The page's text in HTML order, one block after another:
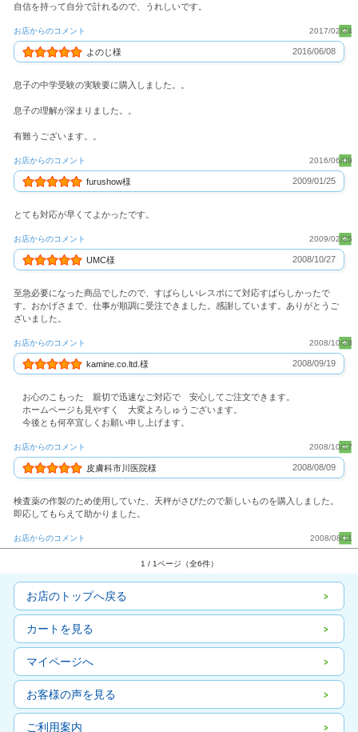
自信を持って自分で計れるので、うれしいです。
お店からのコメント 2017/02/24
よのじ様 2016/06/08
息子の中学受験の実験要に購入しました。。
息子の理解が深まりました。。
有難うございます。。
お店からのコメント 2016/06/09
furushow様 2009/01/25
とても対応が早くてよかったです。
お店からのコメント 2009/02/25
UMC様 2008/10/27
至急必要になった商品でしたので、すばらしいレスポにて対応すばらしかったで
す。おかげさまで、仕事が順調に受注できました。感謝しています。ありがとうご
ざいました。
お店からのコメント 2008/10/28
kamine.co.ltd.様 2008/09/19
お心のこもった 親切で迅速なご対応で 安心してご注文できます。
ホームページも見やすく 大変よろしゅうございます。
今後とも何卒宜しくお願い申し上げます。
お店からのコメント 2008/10/17
皮膚科市川医院様 2008/08/09
検査薬の作製のため使用していた、天秤がさびたので新しいものを購入しました。
即応してもらえて助かりました。
お店からのコメント 2008/08/11
1 / 1ページ（全6件）
お店のトップへ戻る
カートを見る
マイページへ
お客様の声を見る
ご利用案内